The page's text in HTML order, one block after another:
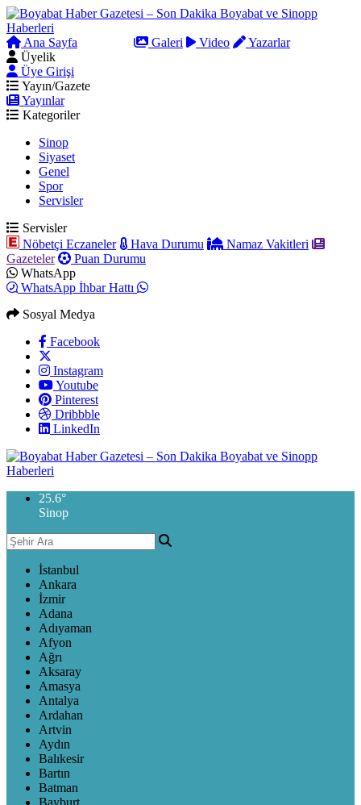
Ana Sayfa Galeri Video
Yazarlar
Üyelik
Üye Girişi
Yayın/Gazete
Yayınlar
Kategoriler
Sinop
Siyaset
Genel
Spor
Servisler
Servisler
Nöbetçi Eczaneler
Hava Durumu
Namaz Vakitleri
Gazeteler
Puan Durumu
WhatsApp
WhatsApp İhbar Hattı
Sosyal Medya
Facebook
Instagram
Youtube
Pinterest
Dribbble
LinkedIn
25.6°
Sinop
İstanbul
Ankara
İzmir
Adana
Adıyaman
Afyon
Ağrı
Aksaray
Amasya
Antalya
Ardahan
Artvin
Aydın
Balıkesir
Bartın
Batman
Bayburt